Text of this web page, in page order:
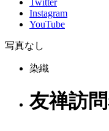
Instagram
YouTube
写真なし
染織
友禅訪問